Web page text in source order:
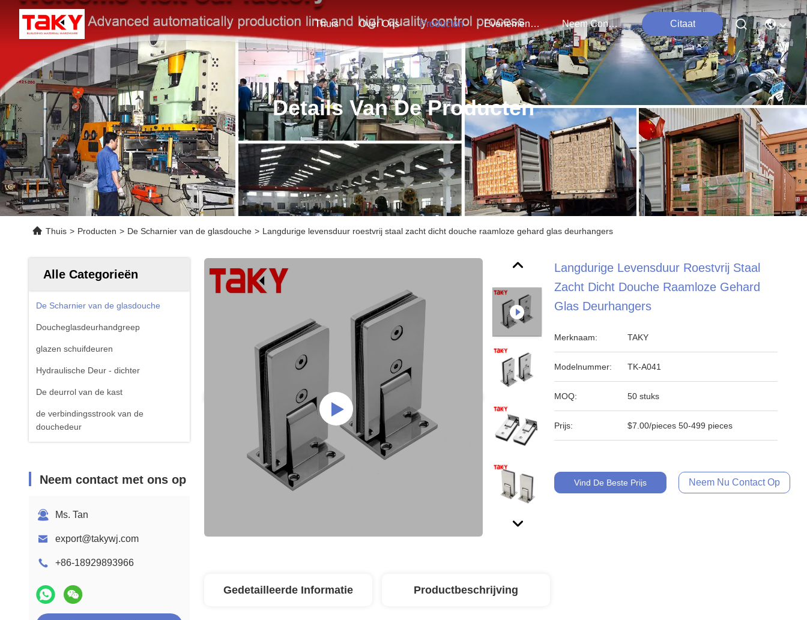
Thuis Over Ons Producten Evenementen Neem Contact Met Ons Op Citaat
Details Van De Producten
Thuis > Producten > De Scharnier van de glasdouche > Langdurige levensduur roestvrij staal zacht dicht douche raamloze gehard glas deurhangers
Alle Categorieën
De Scharnier van de glasdouche
Doucheglasdeurhandgreep
glazen schuifdeuren
Hydraulische Deur - dichter
De deurrol van de kast
de verbindingsstrook van de
douchedeur
Neem contact met ons op
Ms. Tan
export@takywj.com
+86-18929893966
Langdurige Levensduur Roestvrij Staal
Zacht Dicht Douche Raamloze Gehard
Glas Deurhangers
Merknaam: TAKY
Modelnummer: TK-A041
MOQ: 50 stuks
Prijs: $7.00/pieces 50-499 pieces
Vind De Beste Prijs Neem Nu Contact Op
Gedetailleerde Informatie Productbeschrijving